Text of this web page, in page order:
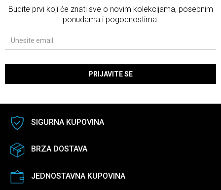
Budite prvi koji će znati sve o novim kolekcijama, posebnim
ponudama i pogodnostima.
PRIJAVITE SE
SIGURNA KUPOVINA
BRZA DOSTAVA
JEDNOSTAVNA KUPOVINA